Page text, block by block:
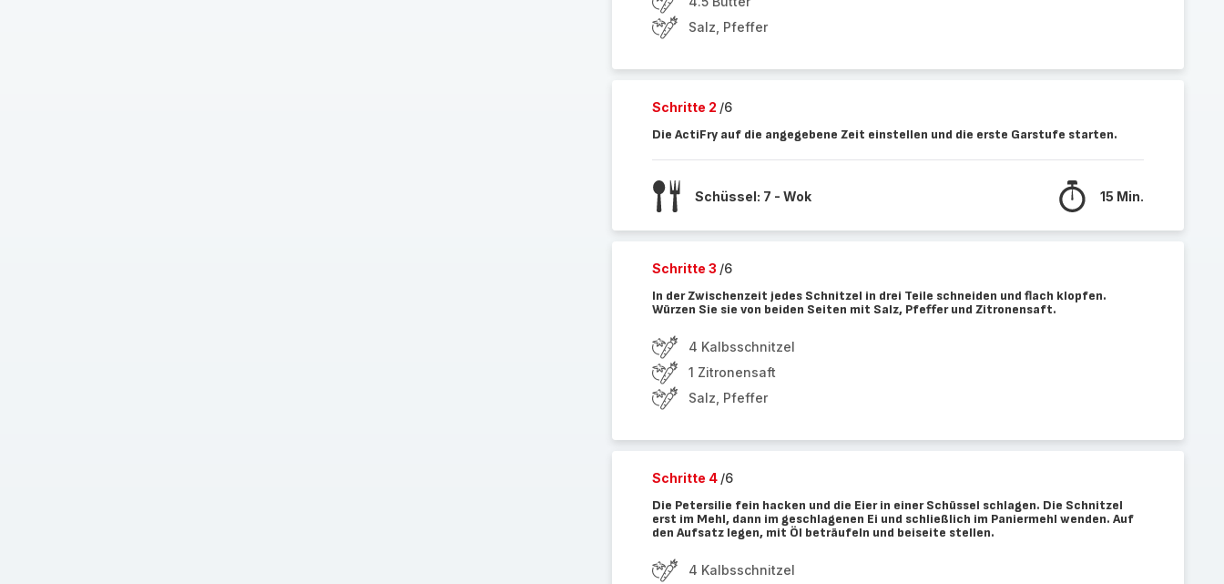
Salz, Pfeffer
Schritte 2 /6
Die ActiFry auf die angegebene Zeit einstellen und die erste Garstufe starten.
Schüssel: 7 - Wok 15 Min.
Schritte 3 /6
In der Zwischenzeit jedes Schnitzel in drei Teile schneiden und flach klopfen.
Würzen Sie sie von beiden Seiten mit Salz, Pfeffer und Zitronensaft.
4 Kalbsschnitzel
1 Zitronensaft
Salz, Pfeffer
Schritte 4 /6
Die Petersilie fein hacken und die Eier in einer Schüssel schlagen. Die Schnitzel
erst im Mehl, dann im geschlagenen Ei und schließlich im Paniermehl wenden. Auf
den Aufsatz legen, mit Öl beträufeln und beiseite stellen.
4 Kalbsschnitzel